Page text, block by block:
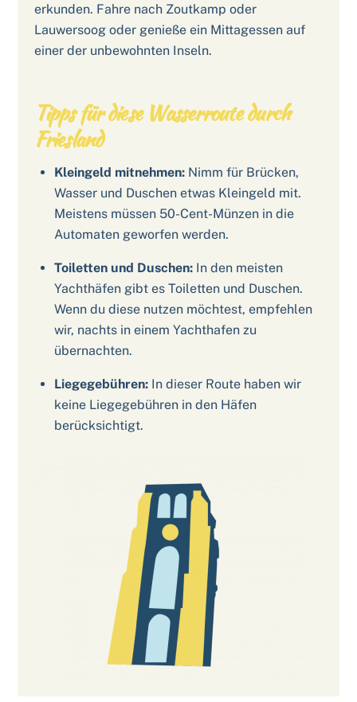
erkunden. Fahre nach Zoutkamp oder
Lauwersoog oder genieße ein Mittagessen auf
einer der unbewohnten Inseln.
Tipps für diese Wasserroute durch
Friesland
Kleingeld mitnehmen: Nimm für Brücken,
Wasser und Duschen etwas Kleingeld mit.
Meistens müssen 50-Cent-Münzen in die
Automaten geworfen werden.
Toiletten und Duschen: In den meisten
Yachthäfen gibt es Toiletten und Duschen.
Wenn du diese nutzen möchtest, empfehlen
wir, nachts in einem Yachthafen zu
übernachten.
Liegegebühren: In dieser Route haben wir
keine Liegegebühren in den Häfen
berücksichtigt.